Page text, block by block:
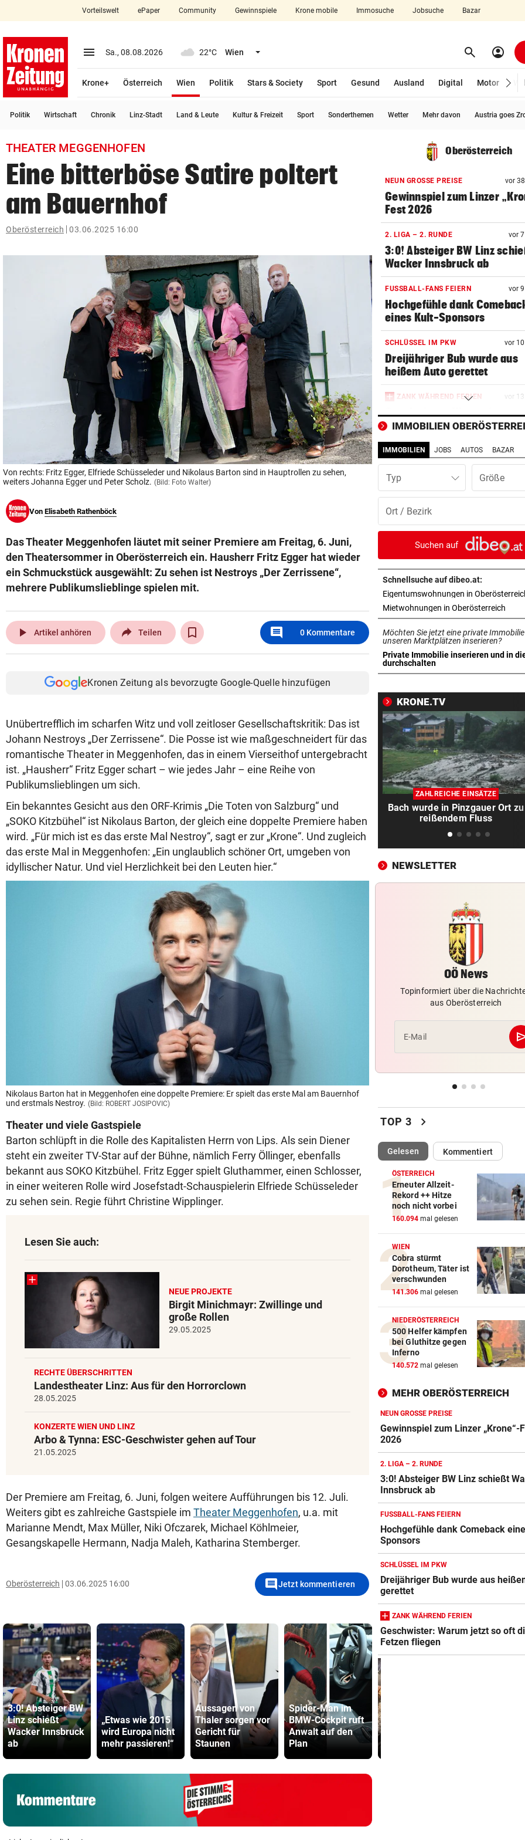
closeSchließen
account_circle Anmelden
arrow_right
bookmark
search
Suchbegriff
© Krone Multimedia GmbH & Co KG 2026
Muthgasse 2, 1190 Wien
Vorteilswelt ePaper Community Gewinnspiele Krone mobile Immosuche Jobsuche Bazar
menu Menü aufklappen
Sa., 08.08.2026 22°C Wien Menü aufklappen search Suchen
account_circle
Krone+ Österreich Wien
Politik
Stars & Society Sport Gesund Ausland Digital Motor
Politik Wirtschaft Chronik Linz-Stadt Land & Leute Kultur & Freizeit Sport Sonderthemen Wetter Mehr davon Austria goes
THEATER MEGGENHOFEN
Eine bitterböse Satire poltert
am Bauernhof
Oberösterreich 03.06.2025 16:00
Von rechts: Fritz Egger, Elfriede Schüsseleder und Nikolaus Barton sind in Hauptrollen zu sehen,
weiters Johanna Egger und Peter Scholz. (Bild: Foto Walter)
Von Elisabeth Rathenböck
Das Theater Meggenhofen läutet mit seiner Premiere am Freitag, 6. Juni,
den Theatersommer in Oberösterreich ein. Hausherr Fritz Egger hat wieder
ein Schmuckstück ausgewählt: Zu sehen ist Nestroys „Der Zerrissene“,
mehrere Publikumslieblinge spielen mit.
play_arrow Artikel anhören Teilen comment 0 Kommentare
Kronen Zeitung als bevorzugte Google-Quelle hinzufügen
Unübertrefflich im scharfen Witz und voll zeitloser Gesellschaftskritik: Das ist
Johann Nestroys „Der Zerrissene“. Die Posse ist wie maßgeschneidert für das
romantische Theater in Meggenhofen, das in einem Vierseithof untergebracht
ist. „Hausherr“ Fritz Egger schart – wie jedes Jahr – eine Reihe von
Publikumslieblingen um sich.
Ein bekanntes Gesicht aus den ORF-Krimis „Die Toten von Salzburg“ und
„SOKO Kitzbühel“ ist Nikolaus Barton, der gleich eine doppelte Premiere haben
wird. „Für mich ist es das erste Mal Nestroy“, sagt er zur „Krone“. Und zugleich
das erste Mal in Meggenhofen: „Ein unglaublich schöner Ort, umgeben von
idyllischer Natur. Und viel Herzlichkeit bei den Leuten hier.“
Nikolaus Barton hat in Meggenhofen eine doppelte Premiere: Er spielt das erste Mal am Bauernhof
und erstmals Nestroy. (Bild: ROBERT JOSIPOVIC)
Theater und viele Gastspiele
Barton schlüpft in die Rolle des Kapitalisten Herrn von Lips. Als sein Diener
steht ein zweiter TV-Star auf der Bühne, nämlich Ferry Öllinger, ebenfalls
bekannt aus SOKO Kitzbühel. Fritz Egger spielt Gluthammer, einen Schlosser,
in einer weiteren Rolle wird Josefstadt-Schauspielerin Elfriede Schüsseleder
zu sehen sein. Regie führt Christine Wipplinger.
Lesen Sie auch:
NEUE PROJEKTE
Birgit Minichmayr: Zwillinge und
große Rollen
29.05.2025
RECHTE ÜBERSCHRITTEN
Landestheater Linz: Aus für den Horrorclown
28.05.2025
KONZERTE WIEN UND LINZ
Arbo & Tynna: ESC-Geschwister gehen auf Tour
21.05.2025
Der Premiere am Freitag, 6. Juni, folgen weitere Aufführungen bis 12. Juli.
Weiters gibt es zahlreiche Gastspiele im Theater Meggenhofen, u.a. mit
Marianne Mendt, Max Müller, Niki Ofczarek, Michael Köhlmeier,
Gesangskapelle Hermann, Nadja Maleh, Katharina Stemberger.
Oberösterreich 03.06.2025 16:00 commentJetzt kommentieren
3:0! Absteiger BW
Linz schießt
Wacker Innsbruck
ab
„Etwas wie 2015
wird Europa nicht
mehr passieren!“
Aussagen von
Thaler sorgen vor
Gericht für
Staunen
Spider-Man im
BMW-Cockpit ruft
Anwalt auf den
Plan
Oberösterreich
NEUN GROSSE PREISE vor
Gewinnspiel zum Linzer
Fest 2026
2. LIGA – 2. RUNDE vor
3:0! Absteiger BW Linz
Wacker Innsbruck ab
FUSSBALL-FANS FEIERN vor
Hochgefühle dank
eines Kult-Sponsors
SCHLÜSSEL IM PKW vor
Dreijähriger Bub wurde aus
heißem Auto gerettet
ZANK WÄHREND FERIEN vor
Geschwister: Warum jetzt
die Fetzen fliegen
JUGENDLICHE ALS OPFER vor 14
Penisbilder verschickt: So
reagierten die Vereine
vor
Jahre ins Gefängnis
REKORDMONAT FÜR RETTER vor
Seit Wochen kein einziger Tag
ohne Bergeinsatz
ERHÖHTE WERTE: vor 16
Der nächste Badesee muss
geschlossen werden
OBERÖSTERREICH
haben kein Zuhause
FEUERWEHR-AUSSTATTER vor 18
Waldbrände „befeuern“ das
Geschäft von Rosenbauer
NEUES MODELL vor
Regeln bei Deutschkursen
jetzt verschärft
IM STRÖMENDEN REGEN vor
über Leitschiene
FAZIT NACH EINEM MONAT
Bäcker zu Steuersenkung:
Kunden ist das egal“
MYSTERIÖSE „GRAFFITIS“ vor 21
Zugezogener Linksextremer
Schmierfink entlarvt
vor
wieder vereint
Feuerpause haben
GROSSE AUFREGUNG
Brandgefahr? Hitze löst vor
Störfeuer aus
DREI WEHREN IM EINSATZ vor
Wegen Feuer in Sauna
Haus eingeäschert
IMMOBILIEN
IMMOBILIEN JOBS AUTOS BAZAR
Typ
Suchen auf
Schnellsuche auf dibeo.at:
Eigentumswohnungen in
Mietwohnungen in Oberösterreich
Möchten Sie jetzt eine private
unseren Marktplätzen inserieren?
Private Immobilie inserieren und in
durchschalten
in neuem Tab öffnen
KRONE.TV
ZAHLREICHE EINSÄTZE
Bach wurde in Pinzgauer Ort zu
reißendem Fluss
NEWSLETTER
OÖ News
Topinformiert über die
aus Oberösterreich
E-Mail
TOP 3 chevron_right
Gelesen(ausgewählt)Kommentiert
ÖSTERREICH
Erneuter Allzeit-
Rekord ++ Hitze
noch nicht vorbei
160.094 mal gelesen
WIEN
Cobra stürmt
Dorotheum, Täter ist
verschwunden
141.306 mal gelesen
NIEDERÖSTERREICH
500 Helfer kämpfen
bei Gluthitze gegen
Inferno
140.572 mal gelesen
MEHR OBERÖSTERREICH
NEUN GROSSE PREISE
Gewinnspiel zum Linzer „Krone“-
2026
2. LIGA – 2. RUNDE
3:0! Absteiger BW Linz schießt
Innsbruck ab
FUSSBALL-FANS FEIERN
Hochgefühle dank Comeback
Sponsors
SCHLÜSSEL IM PKW
Dreijähriger Bub wurde aus
gerettet
ZANK WÄHREND FERIEN
Geschwister: Warum jetzt so oft
Fetzen fliegen